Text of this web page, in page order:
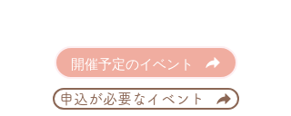
開催予定のイベント
申込が必要なイベント